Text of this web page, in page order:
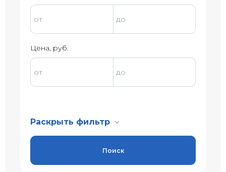
Цена, руб.
Раскрыть фильтр
Поиск